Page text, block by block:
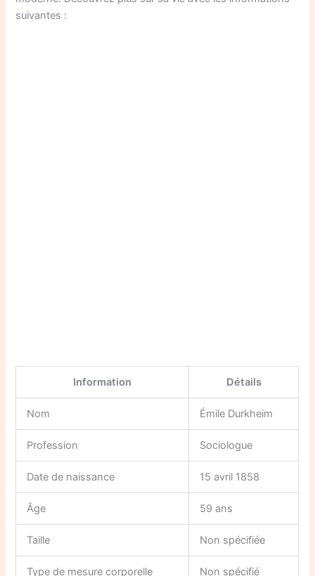
suivantes :
Information Détails
Nom Émile Durkheim
Profession Sociologue
Date de naissance 15 avril 1858
Âge 59 ans
Taille Non spécifiée
Type de mesure corporelle Non spécifié